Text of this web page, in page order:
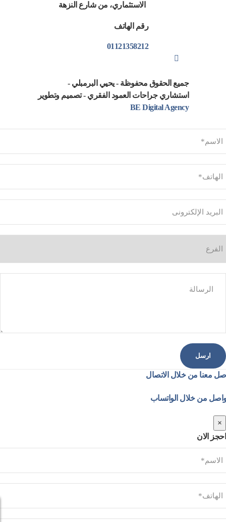
الاستثماري، من شارع النزهة
رقم الهاتف
01121358212
جميع الحقوق محفوظة - يحيي البرمبلي -
استشاري جراحات العمود الفقري - تصميم وتطوير
BE Digital Agency
معنا من خلال الاتصال
من خلال الواتساب
×
احجز الان